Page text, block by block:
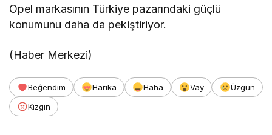
Opel markasının Türkiye pazarındaki güçlü
konumunu daha da pekiştiriyor.
(Haber Merkezi)
Beğendim Harika Haha Vay
Üzgün
Kızgın